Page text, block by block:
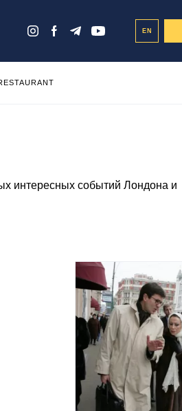
EN
интересных событий Лондона и